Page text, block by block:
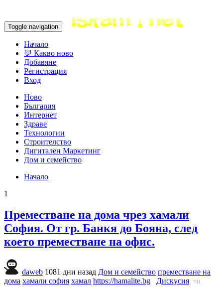
Toggle navigation
Начало
💬 Какво ново
Добавяне
Регистрация
Вход
Ново
България
Интернет
Здраве
Технологии
Строителство
Дигитален Маркетинг
Дом и семейство
Начало
1
Преместване на дома чрез хамали
София. От гр. Банкя до Бояна, след
което преместване на офис.
daweb 1081 дни назад Дом и семейство преместване на
дома хамали софия хамал https://hamalite.bg Дискусия
741